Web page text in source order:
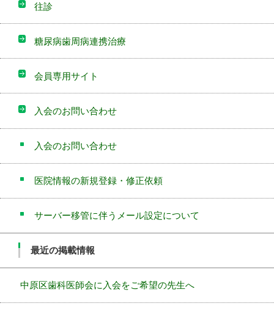
往診
糖尿病歯周病連携治療
会員専用サイト
入会のお問い合わせ
入会のお問い合わせ
医院情報の新規登録・修正依頼
サーバー移管に伴うメール設定について
最近の掲載情報
中原区歯科医師会に入会をご希望の先生へ